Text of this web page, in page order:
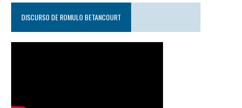
DISCURSO DE ROMULO BETANCOURT